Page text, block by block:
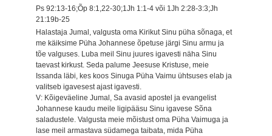
Ps 92:13-16;Õp 8:1,22-30;1Jh 1:1-4 või 1Jh 2:28-3:3;Jh
21:19b-25
Halastaja Jumal, valgusta oma Kirikut Sinu püha sõnaga, et
me käiksime Püha Johannese õpetuse järgi Sinu armu ja
tõe valguses. Luba meil Sinu juures igavesti näha Sinu
taevast kirkust. Seda palume Jeesuse Kristuse, meie
Issanda läbi, kes koos Sinuga Püha Vaimu ühtsuses elab ja
valitseb igavesest ajast igavesti.
V: Kõigeväeline Jumal, Sa avasid apostel ja evangelist
Johannese kaudu meile ligipääsu Sinu igavese Sõna
saladustele. Valgusta meie mõistust oma Püha Vaimuga ja
lase meil armastava südamega taibata, mida Püha